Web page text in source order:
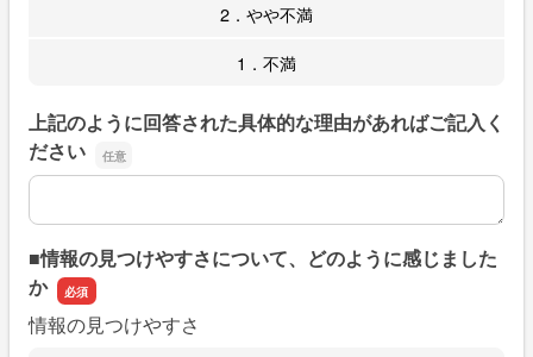
2．やや不満
1．不満
上記のように回答された具体的な理由があればご記入く
ださい
上記のように回答された具体的な理由があればご記入くだ
■情報の見つけやすさについて、どのように感じました
か
情報の見つけやすさ